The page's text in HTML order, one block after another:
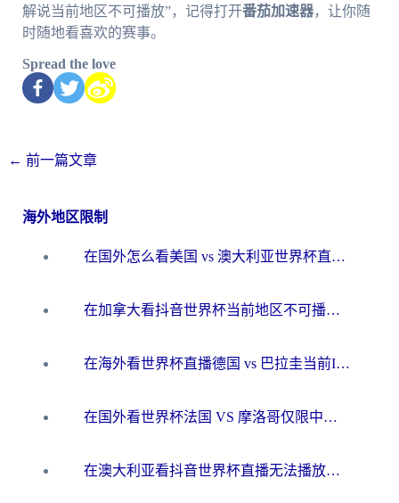
解说当前地区不可播放”，记得打开番茄加速器，让你随
时随地看喜欢的赛事。
Spread the love
← 前一篇文章
海外地区限制
在国外怎么看美国 vs 澳大利亚世界杯直播？海外党必藏的中文解说观赛指南
在加拿大看抖音世界杯当前地区不可播放？海外党体育观赛终极指南
在海外看世界杯直播德国 vs 巴拉圭当前IP受限制？这篇指南帮你轻松解决地区限制
在国外看世界杯法国 VS 摩洛哥仅限中国大陆？别让地域限制拦下你的欢呼
在澳大利亚看抖音世界杯直播无法播放？海外党体育观赛终极指南来了！